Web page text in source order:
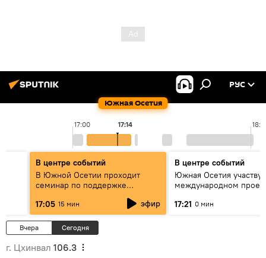
Южная Осетия
РУС
17:00 17:14
В центре событий
В Южной Осетии проходит
семинар по поддержке
социально значимых проектов
17:05 15 мин эфир
В центре событий
Южная Осетия
международном
17:21 0 мин
Вчера Сегодня
г. Цхинвал 106.3